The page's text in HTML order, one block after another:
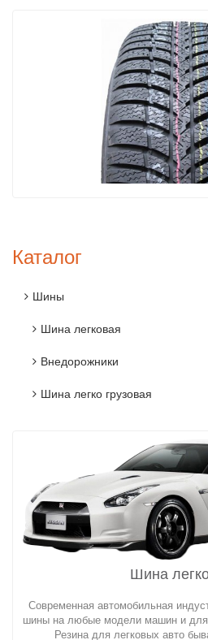
Каталог
Шины
Шина легковая
Внедорожники
Шина легко грузовая
Шина
Современная автомобильная
шины на любые модели машин и
Резина для легковых авто